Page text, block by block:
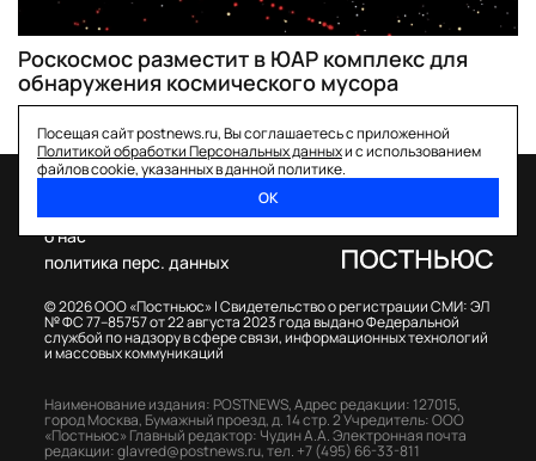
Роскосмос разместит в ЮАР комплекс для
обнаружения космического мусора
Посещая сайт postnews.ru, Вы соглашаетесь с приложенной
Политикой обработки Персональных данныхи с использованием
файлов cookie, указанных в данной политике.
ОК
© 2026 ООО «Постньюс» |Свидетельство о регистрации СМИ: ЭЛ
№ ФС 77–85757 от 22 августа 2023 года выдано Федеральной
службой по надзору в сфере связи, информационных технологий
и массовых коммуникаций
о нас
политика перс. данных
Наименование издания: POSTNEWS,Адрес редакции: 127015,
город Москва, Бумажный проезд, д. 14 стр. 2Учредитель: ООО
«Постньюс» Главный редактор: Чудин А.А.Электронная почта
редакции:glavred@postnews.ru,тел. +7 (495) 66-33-811